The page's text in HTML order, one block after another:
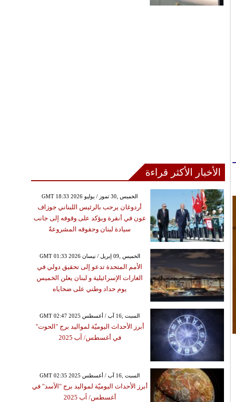
الأخبار الأكثر قراءة
GMT 18:33 2026 الخميس ,30 تموز / يوليو
أردوغان يرحب بالرئيس اللبناني جوزاف
عون في أنقرة ويؤكد على وقوفه إلى جانب
سيادة لبنان وحقوقه المشروعةً
GMT 01:33 2026 الخميس ,09 إبريل / نيسان
الأمم المتحدة تدعو إلى تحقيق دولي في
الغارات الإسرائيلية و لبنان يعلن الخميس
يوم حداد وطني على ضحاياه
GMT 02:47 2025 السبت ,16 آب / أغسطس
أبرز الأحداث اليوميّة لمواليد برج "الحوت"
في أغسطس/ آب 2025
GMT 02:35 2025 السبت ,16 آب / أغسطس
أبرز الأحداث اليوميّة لمواليد برج "الأسد" في
أغسطس/ آب 2025